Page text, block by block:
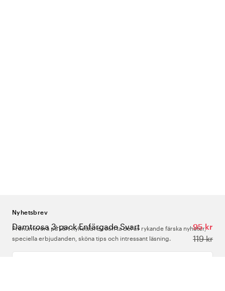
Damtrosa 3-pack Enfärgade Svart
95 kr
119 kr
Nyhetsbrev
Prenumerera på vårt nyhetsbrev och ta del av rykande färska nyheter,
speciella erbjudanden, sköna tips och intressant läsning.
Ange din e-postadress